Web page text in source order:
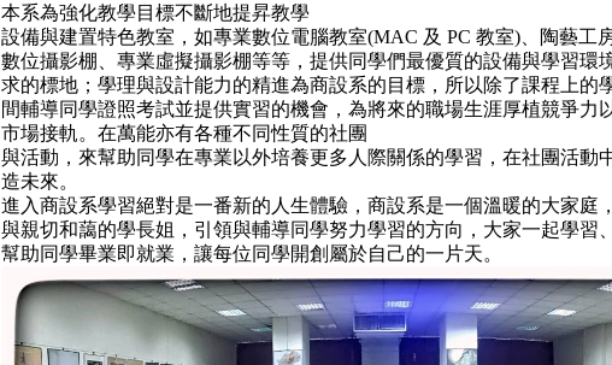
本系為強化教學目標不斷地提昇教學
設備與建置特色教室，如專業數位電腦教室(MAC 及 PC 教室)、陶藝工
數位攝影棚、專業虛擬攝影棚等等，提供同學們最優質的設備與學習環
求的標地；學理與設計能力的精進為商設系的目標，所以除了課程上的
間輔導同學證照考試並提供實習的機會，為將來的職場生涯厚植競爭力
市場接軌。在萬能亦有各種不同性質的社團
與活動，來幫助同學在專業以外培養更多人際關係的學習，在社團活動
造未來。
進入商設系學習絕對是一番新的人生體驗，商設系是一個溫暖的大家庭
與親切和藹的學長姐，引領與輔導同學努力學習的方向，大家一起學習
幫助同學畢業即就業，讓每位同學開創屬於自己的一片天。